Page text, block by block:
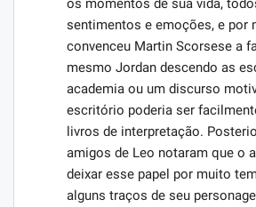
os momentos de sua vida,
sentimentos e emoções, e por
convenceu Martin Scorsese a
mesmo Jordan descendo as
academia ou um discurso
escritório poderia ser
livros de interpretação.
amigos de Leo notaram que o
deixar esse papel por muito
alguns traços de seu